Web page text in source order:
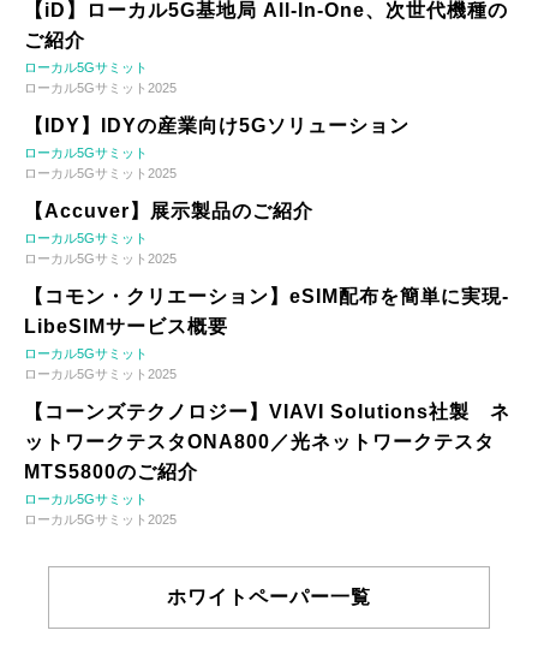
【iD】ローカル5G基地局 All-In-One、次世代機種の
ご紹介
ローカル5Gサミット
ローカル5Gサミット2025
【IDY】IDYの産業向け5Gソリューション
ローカル5Gサミット
ローカル5Gサミット2025
【Accuver】展示製品のご紹介
ローカル5Gサミット
ローカル5Gサミット2025
【コモン・クリエーション】eSIM配布を簡単に実現-
LibeSIMサービス概要
ローカル5Gサミット
ローカル5Gサミット2025
【コーンズテクノロジー】VIAVI Solutions社製 ネ
ットワークテスタONA800／光ネットワークテスタ
MTS5800のご紹介
ローカル5Gサミット
ローカル5Gサミット2025
ホワイトペーパー一覧